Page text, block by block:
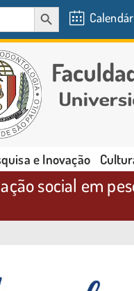
SEARCH BUTTON
e Inovação
social em